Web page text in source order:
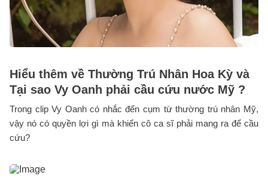
Hiểu thêm về Thường Trú Nhân Hoa Kỳ và
Tại sao Vy Oanh phải cầu cứu nước Mỹ ?
Trong clip Vy Oanh có nhắc đến cụm từ thường trú nhân Mỹ,
vậy nó có quyền lợi gì mà khiến cô ca sĩ phải mang ra để cầu
cứu?